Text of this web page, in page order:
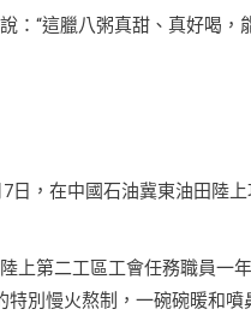
：“這臘八粥真甜、真好喝
日，在中國石油冀東油田陸
上第二工區工會任務職員一
別慢火熬制，一碗碗暖和